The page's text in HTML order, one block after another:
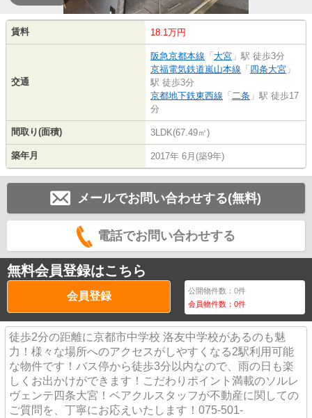
賃料 18.1万円
交通
阪急京都本線 「 大宮 」駅 徒歩3分
京福電気鉄道嵐山本線 「 四条大宮 」
駅 徒歩3分
京都地下鉄東西線 「 二条 」駅 徒歩17
分
間取り(面積) 3LDK(67.49㎡)
築年月 2017年 6月(築9年)
メールでお問い合わせする(無料)
電話でお問い合わせする
無料会員登録はこちら
会員登録 公開物件数：0件
会員物件数：0件
徒歩2分の距離に京都市中学校 洛友中学校があるのも魅
力！様々な場所へのアクセスがしやすくなる2駅利用可能
な物件です！バス停から徒歩3分以内なので、雨の日も楽
しくお出かけができます！こだわりポイント満載のソルレ
ヴェンテ四条大宮！ベアクルスタッフが不動産に関しての
ご質問を、丁寧にお応えいたします！075-501-